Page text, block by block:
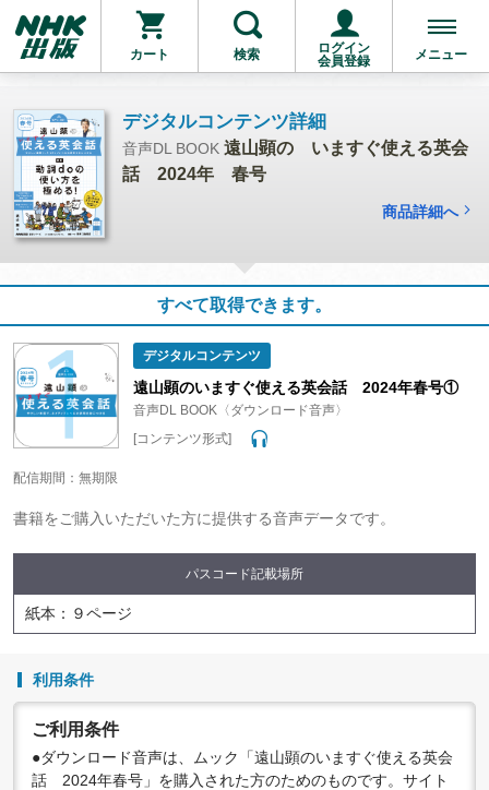
カート 検索
ログイン
会員登録
メニュー
デジタルコンテンツ詳細
音声DL BOOK 遠山顕の いますぐ使える英会
話 2024年 春号
商品詳細へ
すべて取得できます。
デジタルコンテンツ
遠山顕のいますぐ使える英会話 2024年春号①
音声DL BOOK〈ダウンロード音声〉
[コンテンツ形式]
配信期間：無期限
書籍をご購入いただいた方に提供する音声データです。
パスコード記載場所
紙本：９ページ
利用条件
ご利用条件
●ダウンロード音声は、ムック「遠山顕のいますぐ使える英会
話 2024年春号」を購入された方のためのものです。サイト